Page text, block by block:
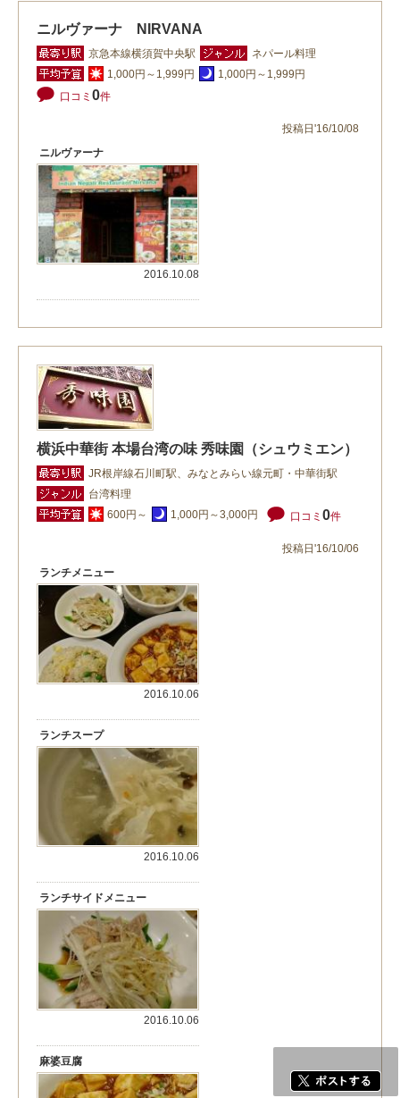
ニルヴァーナ NIRVANA
京急本線横須賀中央駅
ネパール料理
1,000円～1,999円
1,000円～1,999円
口コミ 0件
投稿日'16/10/08
ニルヴァーナ
2016.10.08
横浜中華街 本場台湾の味 秀味園（シュウミエン）
JR根岸線石川町駅、みなとみらい線元町・中華街駅
台湾料理
600円～
1,000円～3,000円 口コミ 0件
投稿日'16/10/06
ランチメニュー
2016.10.06
ランチスープ
2016.10.06
ランチサイドメニュー
2016.10.06
麻婆豆腐